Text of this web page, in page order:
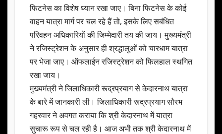
फिटनेस का विशेष ध्यान रखा जाए। बिना फिटनेस के कोई
वाहन यात्रा मार्ग पर चल रहे हैं तो, इसके लिए सबंधित
परिवहन अधिकारियों की जिम्मेदारी तय की जाय। मुख्यमंत्री
ने रजिस्ट्रेशन के अनुसार ही श्रद्धालुओं को चारधाम यात्रा
पर भेजा जाए। ऑफलाईन रजिस्ट्रेशन को फिलहाल स्थगित
रखा जाय।
मुख्यमंत्री ने जिलाधिकारी रूद्रप्रयाग से केदारनाथ यात्रा
के बारे में जानकारी ली। जिलाधिकारी रूद्रप्रयाग सौरभ
गहरवार ने अवगत कराया कि श्री केदारनाथ में यात्रा
सुचारू रूप से चल रही है। आज अभी तक श्री केदारनाथ में